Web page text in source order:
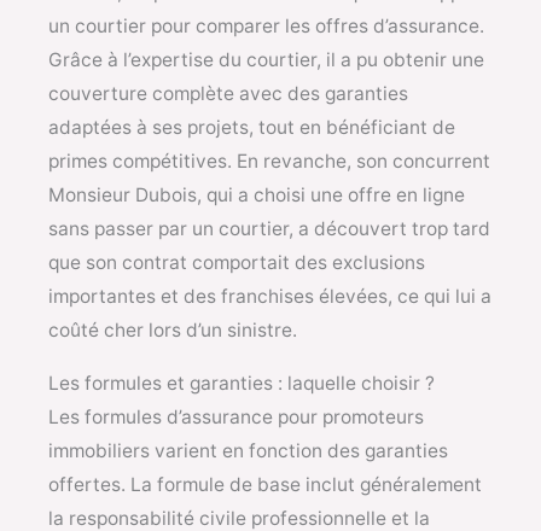
un courtier pour comparer les offres d’assurance.
Grâce à l’expertise du courtier, il a pu obtenir une
couverture complète avec des garanties
adaptées à ses projets, tout en bénéficiant de
primes compétitives. En revanche, son concurrent
Monsieur Dubois, qui a choisi une offre en ligne
sans passer par un courtier, a découvert trop tard
que son contrat comportait des exclusions
importantes et des franchises élevées, ce qui lui a
coûté cher lors d’un sinistre.
Les formules et garanties : laquelle choisir ?
Les formules d’assurance pour promoteurs
immobiliers varient en fonction des garanties
offertes. La formule de base inclut généralement
la responsabilité civile professionnelle et la